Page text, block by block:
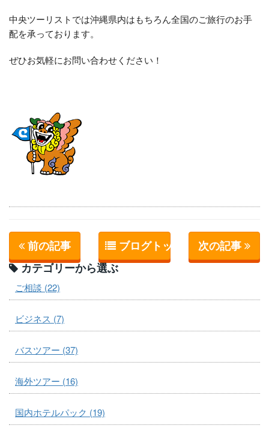
中央ツーリストでは沖縄県内はもちろん全国のご旅行のお手
配を承っております。
ぜひお気軽にお問い合わせください！
前の記事 ブログトップへ 次の記事
カテゴリーから選ぶ
ご相談 (22)
ビジネス (7)
バスツアー (37)
海外ツアー (16)
国内ホテルパック (19)